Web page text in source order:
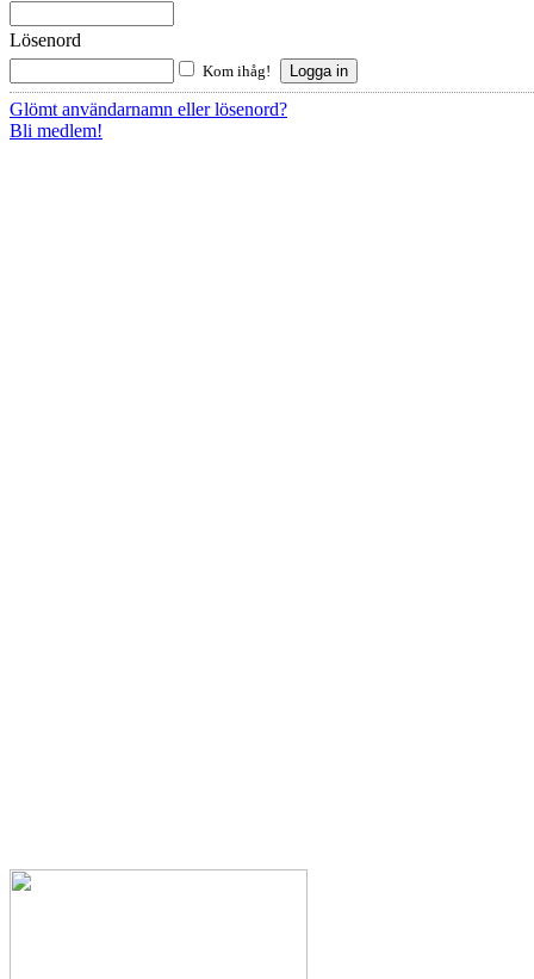
Lösenord
Kom ihåg!
Glömt användarnamn eller lösenord?
Bli medlem!